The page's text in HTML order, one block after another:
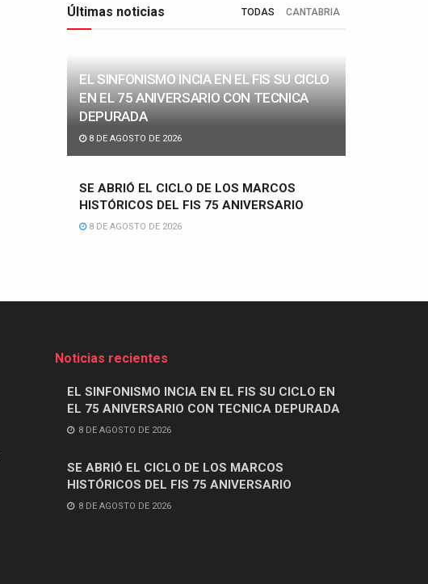
Últimas noticias TODAS CANTABRIA
EL SINFONISMO INCIA EN EL FIS SU CICLO
EN EL 75 ANIVERSARIO CON TECNICA
DEPURADA
8 DE AGOSTO DE 2026
SE ABRIÓ EL CICLO DE LOS MARCOS
HISTÓRICOS DEL FIS 75 ANIVERSARIO
8 DE AGOSTO DE 2026
Noticias recientes
EL SINFONISMO INCIA EN EL FIS SU CICLO EN
EL 75 ANIVERSARIO CON TECNICA DEPURADA
8 DE AGOSTO DE 2026
SE ABRIÓ EL CICLO DE LOS MARCOS
HISTÓRICOS DEL FIS 75 ANIVERSARIO
8 DE AGOSTO DE 2026